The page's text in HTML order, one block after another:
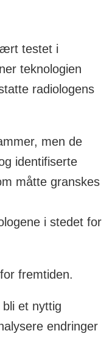
testet i
teknologien
radiologens
men de
identifiserte
måtte granskes
i stedet for
fremtiden.
et nyttig
endringer